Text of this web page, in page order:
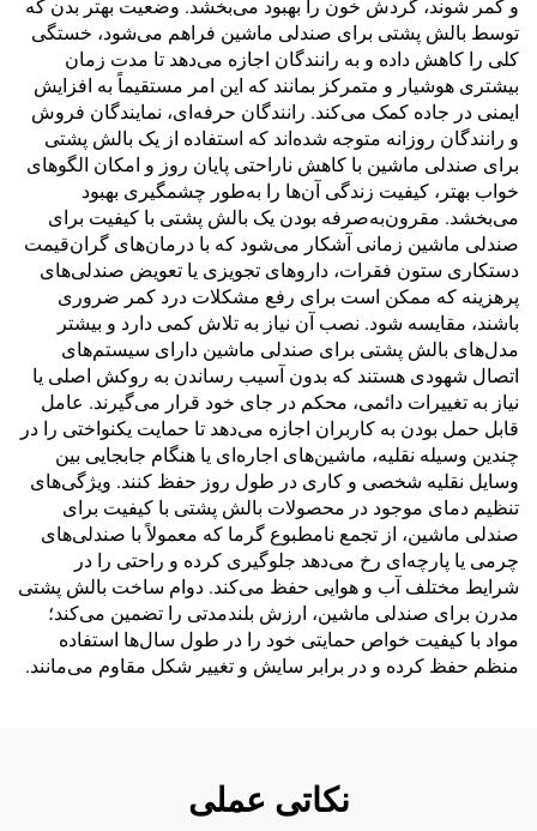
و کمر شوند، گردش خون را بهبود می‌بخشد. وضعیت بهتر بدن که
توسط بالش پشتی برای صندلی ماشین فراهم می‌شود، خستگی
کلی را کاهش داده و به رانندگان اجازه می‌دهد تا مدت زمان
بیشتری هوشیار و متمرکز بمانند که این امر مستقیماً به افزایش
ایمنی در جاده کمک می‌کند. رانندگان حرفه‌ای، نمایندگان فروش
و رانندگان روزانه متوجه شده‌اند که استفاده از یک بالش پشتی
برای صندلی ماشین با کاهش ناراحتی پایان روز و امکان الگوهای
خواب بهتر، کیفیت زندگی آن‌ها را به‌طور چشمگیری بهبود
می‌بخشد. مقرون‌به‌صرفه بودن یک بالش پشتی با کیفیت برای
صندلی ماشین زمانی آشکار می‌شود که با درمان‌های گران‌قیمت
دستکاری ستون فقرات، داروهای تجویزی یا تعویض صندلی‌های
پرهزینه که ممکن است برای رفع مشکلات درد کمر ضروری
باشند، مقایسه شود. نصب آن نیاز به تلاش کمی دارد و بیشتر
مدل‌های بالش پشتی برای صندلی ماشین دارای سیستم‌های
اتصال شهودی هستند که بدون آسیب رساندن به روکش اصلی یا
نیاز به تغییرات دائمی، محکم در جای خود قرار می‌گیرند. عامل
قابل حمل بودن به کاربران اجازه می‌دهد تا حمایت یکنواختی را در
چندین وسیله نقلیه، ماشین‌های اجاره‌ای یا هنگام جابجایی بین
وسایل نقلیه شخصی و کاری در طول روز حفظ کنند. ویژگی‌های
تنظیم دمای موجود در محصولات بالش پشتی با کیفیت برای
صندلی ماشین، از تجمع نامطبوع گرما که معمولاً با صندلی‌های
چرمی یا پارچه‌ای رخ می‌دهد جلوگیری کرده و راحتی را در
شرایط مختلف آب و هوایی حفظ می‌کند. دوام ساخت بالش پشتی
مدرن برای صندلی ماشین، ارزش بلندمدتی را تضمین می‌کند؛
مواد با کیفیت خواص حمایتی خود را در طول سال‌ها استفاده
منظم حفظ کرده و در برابر سایش و تغییر شکل مقاوم می‌مانند.
نکاتی عملی